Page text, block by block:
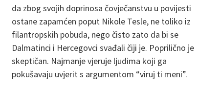
da zbog svojih doprinosa čovječanstvu u povijesti
ostane zapamćen poput Nikole Tesle, ne toliko iz
filantropskih pobuda, nego čisto zato da bi se
Dalmatinci i Hercegovci svađali čiji je. Poprilično je
skeptičan. Najmanje vjeruje ljudima koji ga
pokušavaju uvjerit s argumentom “viruj ti meni”.